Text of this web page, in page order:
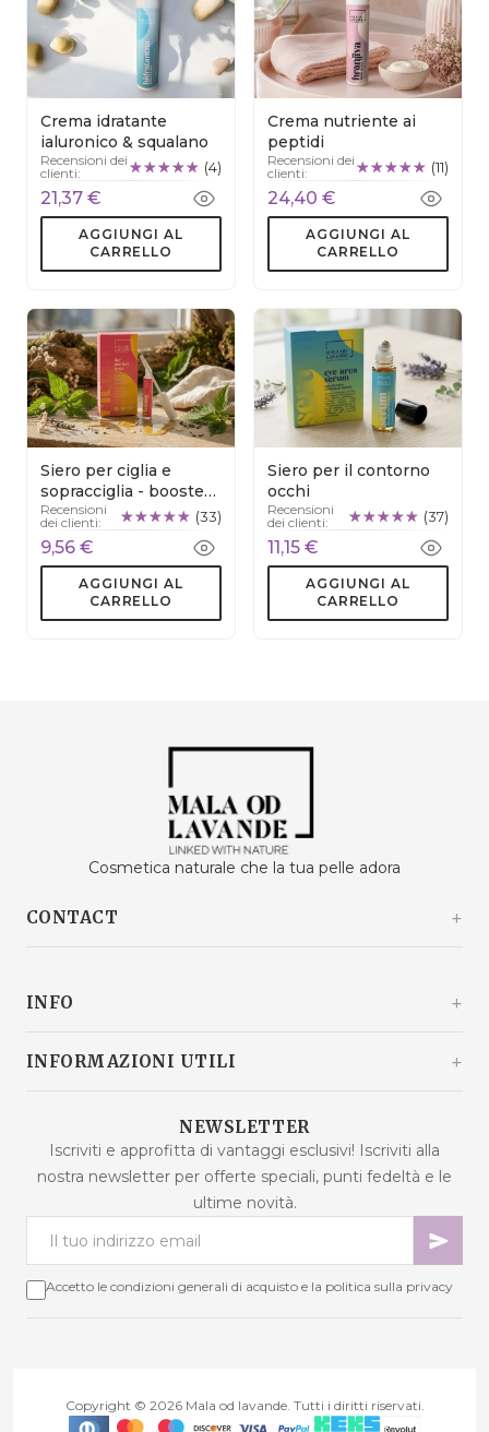
Crema idratante
ialuronico & squalano
Recensioni dei
clienti:
(4)
21,37 €
AGGIUNGI AL
CARRELLO
Crema nutriente ai
peptidi
Recensioni dei
clienti:
(11)
24,40 €
AGGIUNGI AL
CARRELLO
Siero per ciglia e
sopracciglia - booster
naturale
Recensioni
dei clienti:
(33)
9,56 €
AGGIUNGI AL
CARRELLO
Siero per il contorno
occhi
Recensioni
dei clienti:
(37)
11,15 €
AGGIUNGI AL
CARRELLO
Cosmetica naturale che la tua pelle adora
CONTACT
Croazia
Lun - Ven: 9:00 - 15:00
INFO
Chi siamo
Nuovi prodotti
Prodotti più venduti
Mappa del sito
Risoluzione delle controversie
INFORMAZIONI UTILI
Domande frequenti
Termini di acquisto
Sicurezza dei dati
Metodi di pagamento
Cookie - spiegazione
NEWSLETTER
Iscriviti e approfitta di vantaggi esclusivi! Iscriviti alla
nostra newsletter per offerte speciali, punti fedeltà e le
ultime novità.
Accetto le condizioni generali di acquisto e la politica sulla privacy
Copyright © 2026 Mala od lavande. Tutti i diritti riservati.